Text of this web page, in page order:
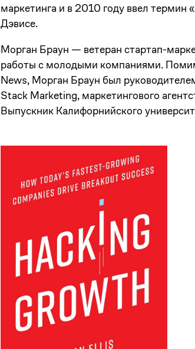
маркетинга и в 2010 году ввел термин
Дэвисе.
Морган Браун — ветеран стартап-
работы с молодыми компаниями.
News, Морган Браун был
Stack Marketing, маркетингового
Выпускник Калифорнийского